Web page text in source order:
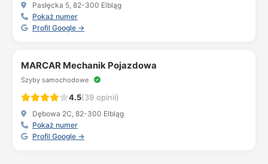
Pasłęcka 5, 82-300 Elbląg
Pokaż numer
Profil Google →
MARCAR Mechanik Pojazdowa
Szyby samochodowe
4.5(39 opinii)
Dębowa 2C, 82-300 Elbląg
Pokaż numer
Profil Google →